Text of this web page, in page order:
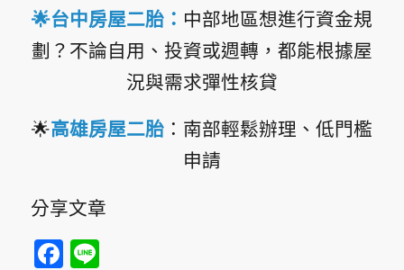
🌟台中房屋二胎： 中部地區想進行資金規
劃？不論自用、投資或週轉，都能根據屋
況與需求彈性核貸
🌟高雄房屋二胎：南部輕鬆辦理、低門檻
申請
分享文章
Facebook